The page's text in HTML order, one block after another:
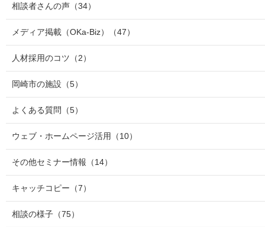
相談者さんの声 （34）
メディア掲載（OKa-Biz） （47）
人材採用のコツ （2）
岡崎市の施設 （5）
よくある質問 （5）
ウェブ・ホームページ活用 （10）
その他セミナー情報 （14）
キャッチコピー （7）
相談の様子 （75）